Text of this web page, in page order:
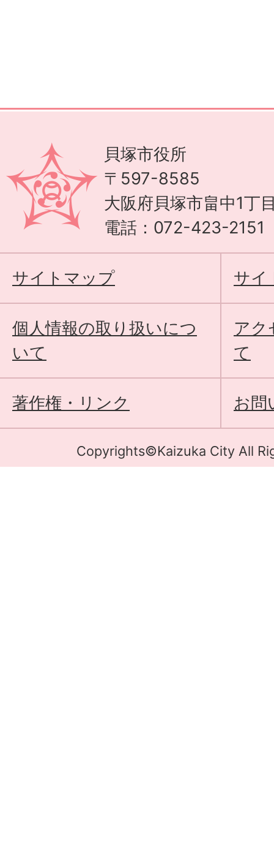
貝塚市役所
〒597-8585
大阪府貝塚市畠中1丁
電話：072-423-2151
サイトマップ サイ
個人情報の取り扱いにつ
いて
アク
て
著作権・リンク お問
Copyrights©Kaizuka City All